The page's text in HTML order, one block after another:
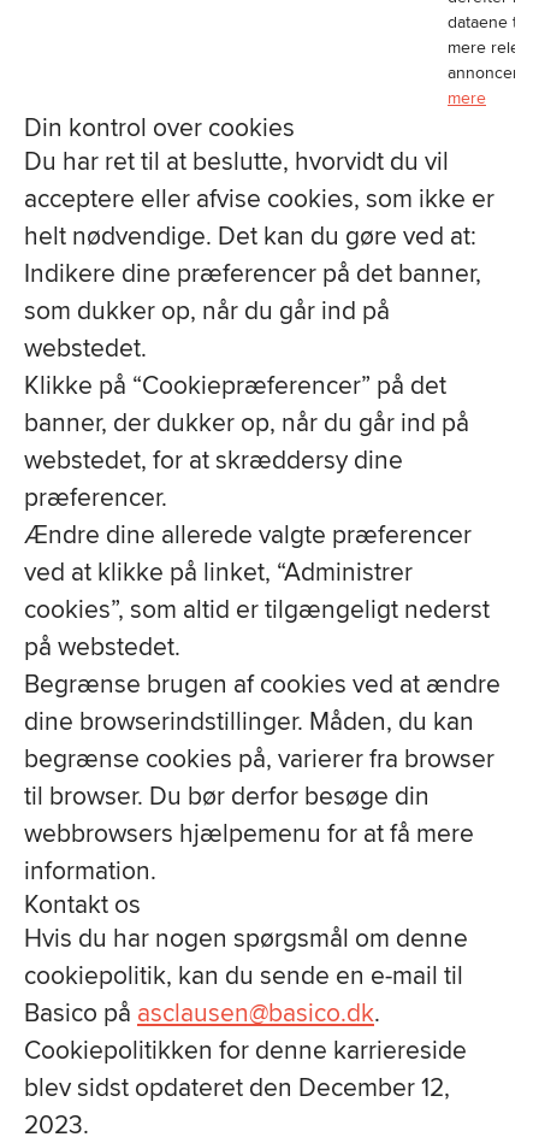
dataene til
mere
annoncer.
mere
Din kontrol over cookies
Du har ret til at beslutte, hvorvidt du vil
acceptere eller afvise cookies, som ikke er
helt nødvendige. Det kan du gøre ved at:
Indikere dine præferencer på det banner,
som dukker op, når du går ind på
webstedet.
Klikke på “Cookiepræferencer” på det
banner, der dukker op, når du går ind på
webstedet, for at skræddersy dine
præferencer.
Ændre dine allerede valgte præferencer
ved at klikke på linket, “Administrer
cookies”, som altid er tilgængeligt nederst
på webstedet.
Begrænse brugen af cookies ved at ændre
dine browserindstillinger. Måden, du kan
begrænse cookies på, varierer fra browser
til browser. Du bør derfor besøge din
webbrowsers hjælpemenu for at få mere
information.
Kontakt os
Hvis du har nogen spørgsmål om denne
cookiepolitik, kan du sende en e-mail til
Basico på asclausen@basico.dk.
Cookiepolitikken for denne karriereside
blev sidst opdateret den December 12,
2023.